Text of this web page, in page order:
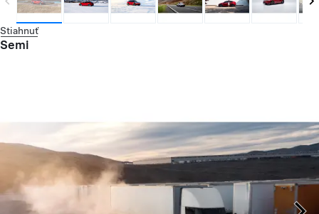
Stiahnuť
Semi